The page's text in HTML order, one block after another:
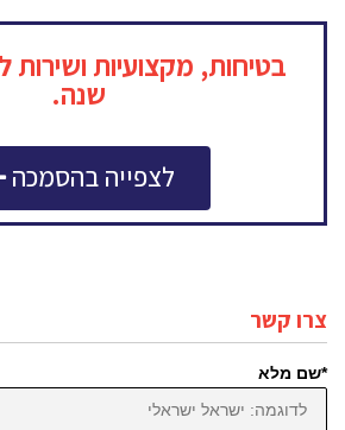
שנה.
לצפייה בהסמכה
צרו קשר
*שם מלא